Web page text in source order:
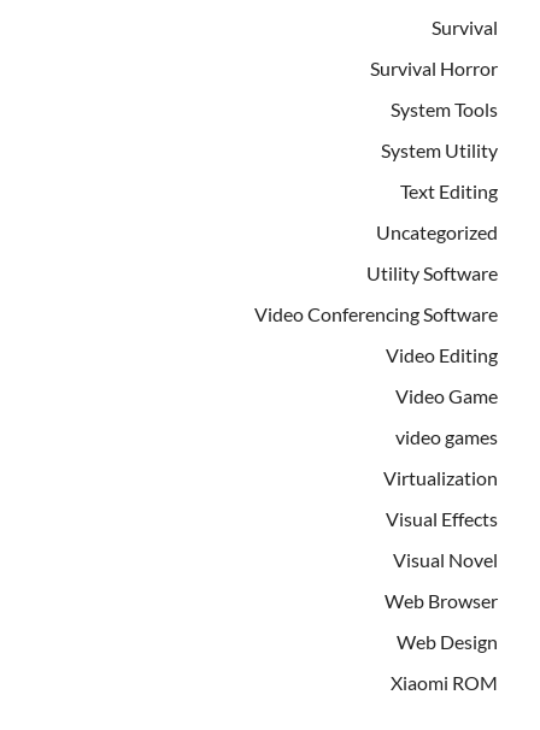
Survival
Survival Horror
System Tools
System Utility
Text Editing
Uncategorized
Utility Software
Video Conferencing Software
Video Editing
Video Game
video games
Virtualization
Visual Effects
Visual Novel
Web Browser
Web Design
Xiaomi ROM